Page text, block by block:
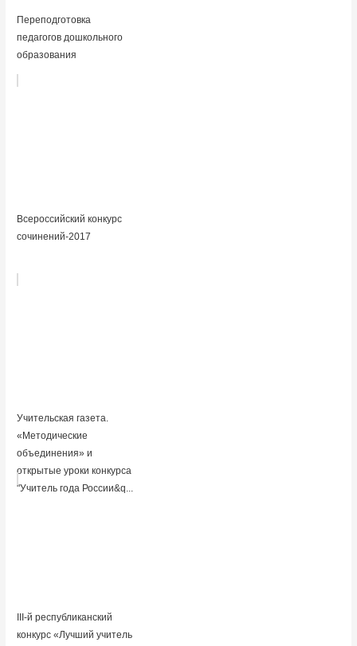
Переподготовка
педагогов дошкольного
образования
Всероссийский конкурс
сочинений-2017
Учительская газета.
«Методические
объединения» и
открытые уроки конкурса
"Учитель года России&q...
III-й республиканский
конкурс «Лучший учитель